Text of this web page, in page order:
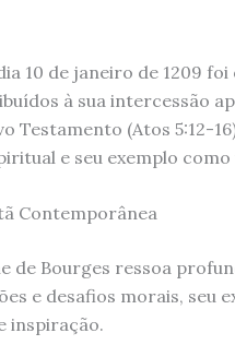
10 de janeiro de 1209
à sua intercessão
Testamento (Atos 5:12-
e seu exemplo
Contemporânea
de Bourges ressoa
e desafios morais, seu
inspiração.